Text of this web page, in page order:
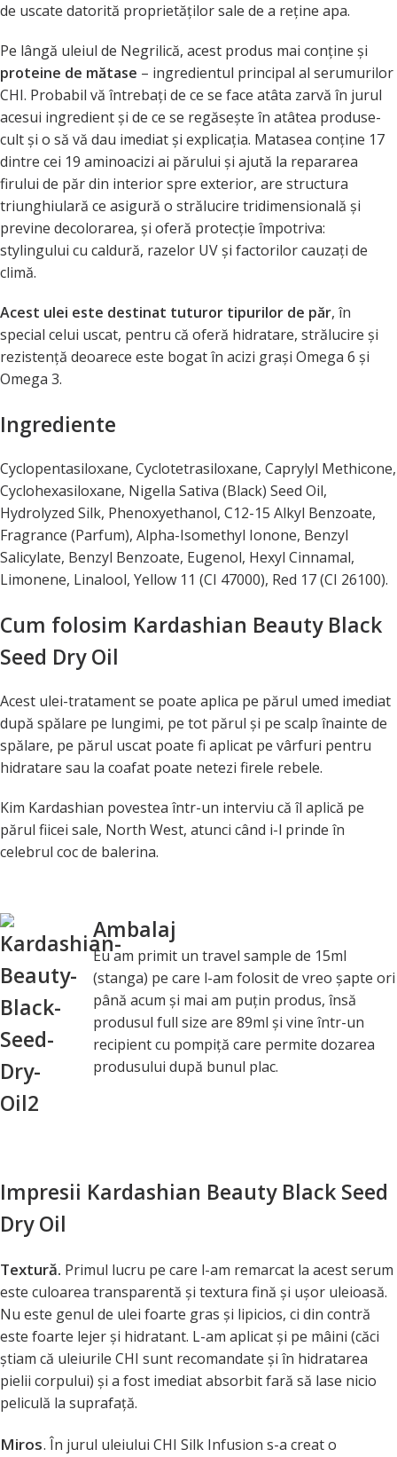
de uscate datorită proprietăţilor sale de a reţine apa.
Pe lângă uleiul de Negrilică, acest produs mai conţine şi
proteine de mătase – ingredientul principal al serumurilor
CHI. Probabil vă întrebaţi de ce se face atâta zarvă în jurul
acesui ingredient şi de ce se regăseşte în atâtea produse-
cult şi o să vă dau imediat şi explicaţia. Matasea conţine 17
dintre cei 19 aminoacizi ai părului şi ajută la repararea
firului de păr din interior spre exterior, are structura
triunghiulară ce asigură o strălucire tridimensională şi
previne decolorarea, şi oferă protecţie împotriva:
stylingului cu caldură, razelor UV şi factorilor cauzaţi de
climă.
Acest ulei este destinat tuturor tipurilor de păr, în
special celui uscat, pentru că oferă hidratare, strălucire şi
rezistenţă deoarece este bogat în acizi graşi Omega 6 şi
Omega 3.
Ingrediente
Cyclopentasiloxane, Cyclotetrasiloxane, Caprylyl Methicone,
Cyclohexasiloxane, Nigella Sativa (Black) Seed Oil,
Hydrolyzed Silk, Phenoxyethanol, C12-15 Alkyl Benzoate,
Fragrance (Parfum), Alpha-Isomethyl Ionone, Benzyl
Salicylate, Benzyl Benzoate, Eugenol, Hexyl Cinnamal,
Limonene, Linalool, Yellow 11 (CI 47000), Red 17 (CI 26100).
Cum folosim Kardashian Beauty Black
Seed Dry Oil
Acest ulei-tratament se poate aplica pe părul umed imediat
după spălare pe lungimi, pe tot părul şi pe scalp înainte de
spălare, pe părul uscat poate fi aplicat pe vârfuri pentru
hidratare sau la coafat poate netezi firele rebele.
Kim Kardashian povestea într-un interviu că îl aplică pe
părul fiicei sale, North West, atunci când i-l prinde în
celebrul coc de balerina.
Ambalaj
Eu am primit un travel sample de 15ml
(stanga) pe care l-am folosit de vreo şapte ori
până acum şi mai am puţin produs, însă
produsul full size are 89ml şi vine într-un
recipient cu pompiţă care permite dozarea
produsului după bunul plac.
Impresii Kardashian Beauty Black Seed
Dry Oil
Textură. Primul lucru pe care l-am remarcat la acest serum
este culoarea transparentă şi textura fină şi uşor uleioasă.
Nu este genul de ulei foarte gras şi lipicios, ci din contră
este foarte lejer şi hidratant. L-am aplicat şi pe mâini (căci
ştiam că uleiurile CHI sunt recomandate şi în hidratarea
pielii corpului) şi a fost imediat absorbit fară să lase nicio
peliculă la suprafaţă.
Miros. În jurul uleiului CHI Silk Infusion s-a creat o